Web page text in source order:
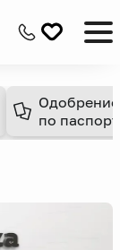
Одобрение
по